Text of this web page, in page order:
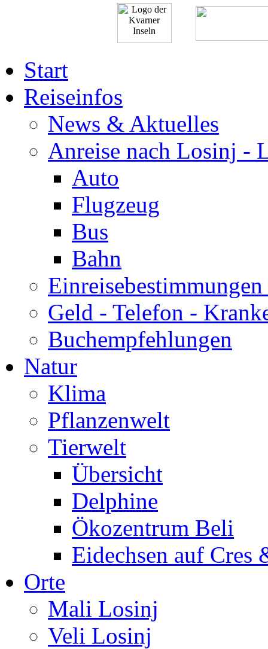
Start
Reiseinfos
News & Aktuelles
Anreise nach Losinj -
Auto
Flugzeug
Bus
Bahn
Geld - Telefon -
Buchempfehlungen
Natur
Klima
Pflanzenwelt
Tierwelt
Übersicht
Delphine
Ökozentrum Beli
Eidechsen auf Cres
Orte
Mali Losinj
Veli Losinj